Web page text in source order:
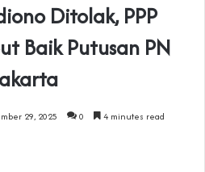
Ditolak, PPP
Baik Putusan PN
29, 2025 0 4 minutes read